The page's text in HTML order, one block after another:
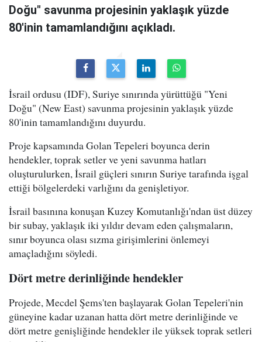
Doğu" savunma projesinin yaklaşık yüzde
80'inin tamamlandığını açıkladı.
İsrail ordusu (IDF), Suriye sınırında yürüttüğü "Yeni
Doğu" (New East) savunma projesinin yaklaşık yüzde
80'inin tamamlandığını duyurdu.
Proje kapsamında Golan Tepeleri boyunca derin
hendekler, toprak setler ve yeni savunma hatları
oluşturulurken, İsrail güçleri sınırın Suriye tarafında işgal
ettiği bölgelerdeki varlığını da genişletiyor.
İsrail basınına konuşan Kuzey Komutanlığı'ndan üst düzey
bir subay, yaklaşık iki yıldır devam eden çalışmaların,
sınır boyunca olası sızma girişimlerini önlemeyi
amaçladığını söyledi.
Dört metre derinliğinde hendekler
Projede, Mecdel Şems'ten başlayarak Golan Tepeleri'nin
güneyine kadar uzanan hatta dört metre derinliğinde ve
dört metre genişliğinde hendekler ile yüksek toprak setleri